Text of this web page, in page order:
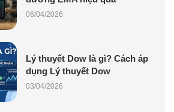
06/04/2026
Lý thuyết Dow là gì? Cách áp
dụng Lý thuyết Dow
03/04/2026